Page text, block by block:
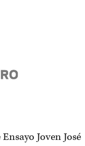
Joven José